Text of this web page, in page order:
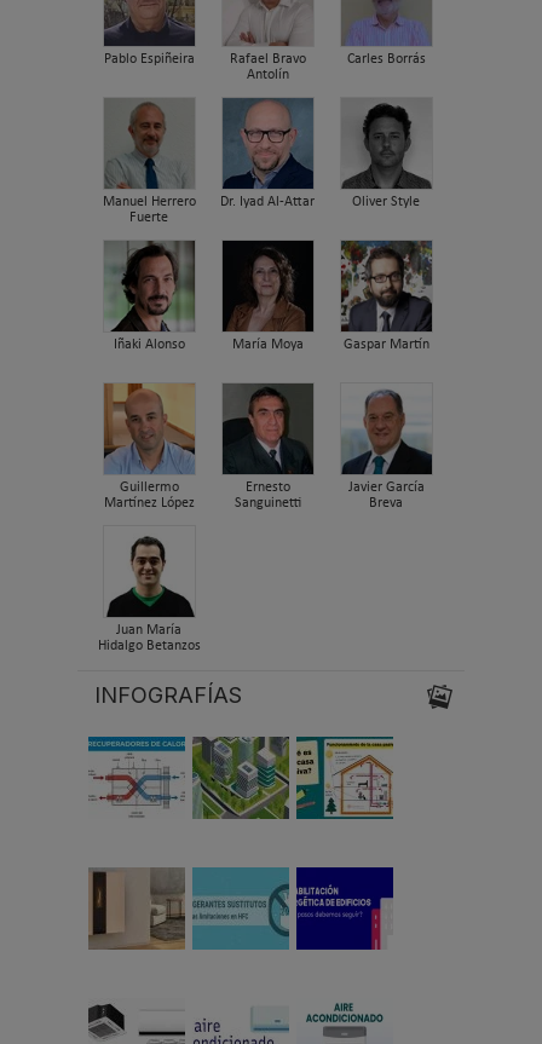
Pablo Espiñeira
Rafael Bravo
Antolín
Carles Borrás
Manuel Herrero
Fuerte
Dr. Iyad Al-Attar Oliver Style
Iñaki Alonso María Moya Gaspar Martín
Guillermo
Martínez López
Ernesto
Sanguinetti
Javier García
Breva
Juan María
Hidalgo Betanzos
INFOGRAFÍAS